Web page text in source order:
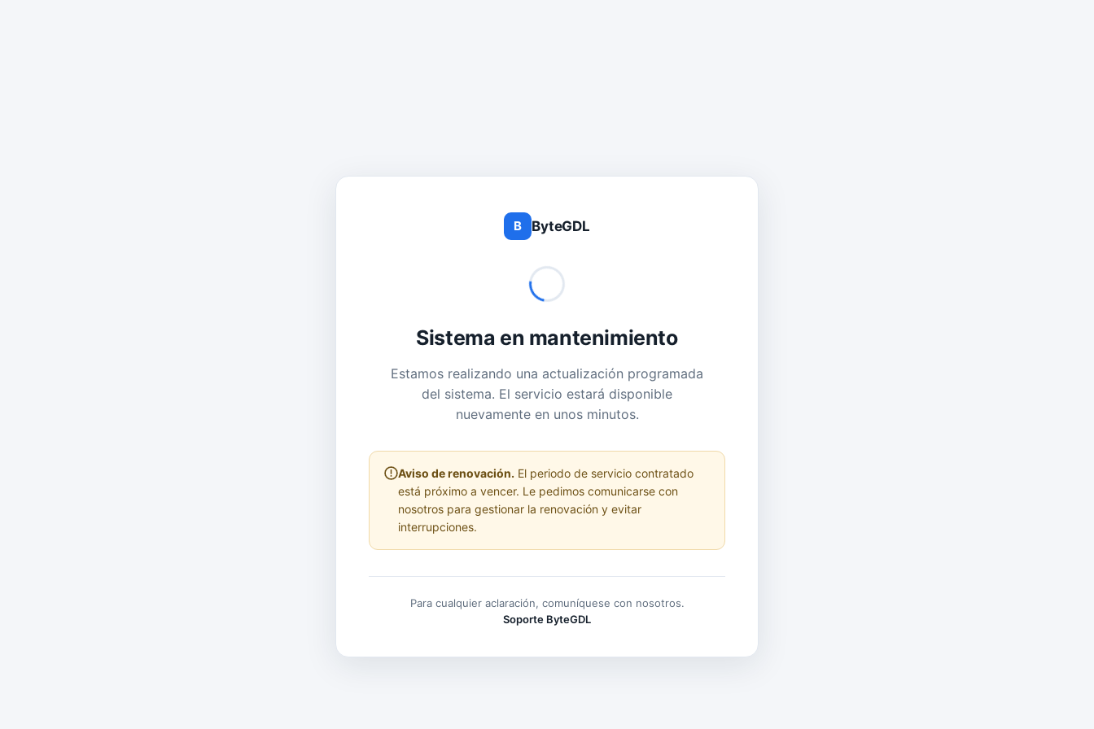
B ByteGDL
Sistema en mantenimiento
Estamos realizando una actualización programada
del sistema. El servicio estará disponible
nuevamente en unos minutos.
Aviso de renovación. El periodo de servicio contratado
está próximo a vencer. Le pedimos comunicarse con
nosotros para gestionar la renovación y evitar
interrupciones.
Para cualquier aclaración, comuníquese con nosotros.
Soporte ByteGDL